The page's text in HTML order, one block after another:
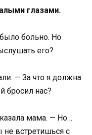
глазами.
больно. Но
его?
— За что я должна
бросил нас?
мама. — Но…
не встретишься с